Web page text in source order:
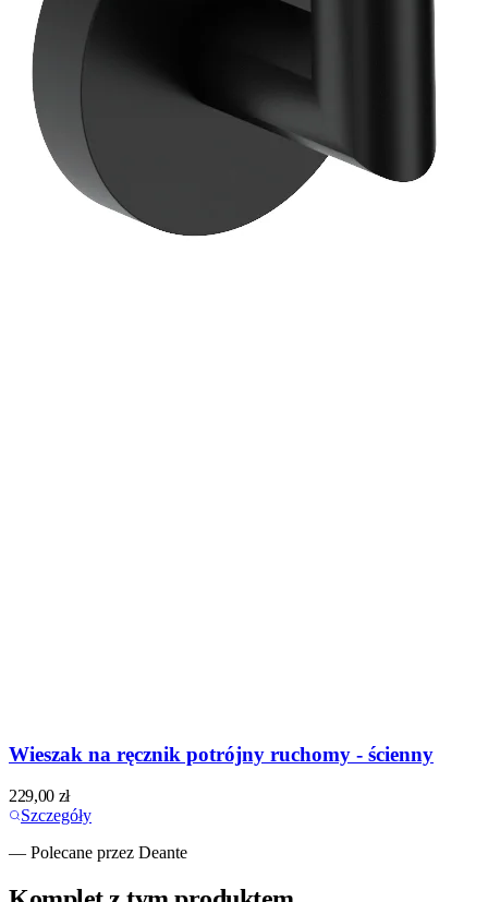
Wieszak na ręcznik potrójny ruchomy - ścienny
229,00 zł
Szczegóły
— Polecane przez Deante